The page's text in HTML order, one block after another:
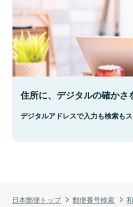
日本郵便トップ 郵便番号検索
住所に、デジタルの確かさ
デジタルアドレスで入力も検索もス